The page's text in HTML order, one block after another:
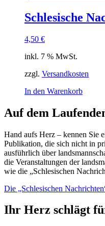
Schlesische
4,50 €
inkl. 7 % MwSt.
zzgl. Versandkosten
In den Warenkorb
Auf dem
Hand aufs Herz – kennen Sie
Publikation, die sich nicht in
ausführlich über
die Veranstaltungen der
wie die „Schlesischen
Die „Schlesischen
Ihr Herz schlägt